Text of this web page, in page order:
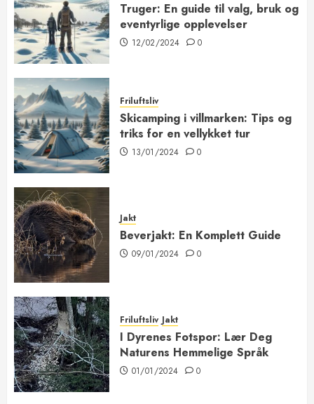
Truger: En guide til valg, bruk og
eventyrlige opplevelser
12/02/2024 0
Friluftsliv
Skicamping i villmarken: Tips og
triks for en vellykket tur
13/01/2024 0
Jakt
Beverjakt: En Komplett Guide
09/01/2024 0
Friluftsliv Jakt
I Dyrenes Fotspor: Lær Deg
Naturens Hemmelige Språk
01/01/2024 0